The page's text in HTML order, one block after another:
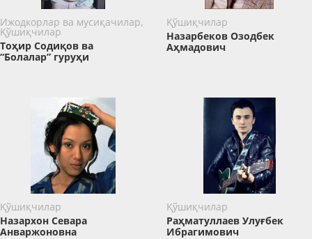
Ижодкорлар ва мусиқачилар,
Қўшиқчилар
Тоҳир Содиқов ва
“Болалар” гуруҳи
Қўшиқчилар
Назарбеков Озодбек
Аҳмадович
Қўшиқчилар
Назархон Севара
Анваржоновна
Қўшиқчилар
Раҳматуллаев Улуғбек
Ибрагимович